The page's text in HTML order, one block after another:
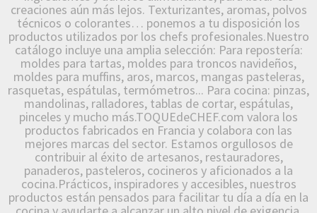
creaciones aún más lejos. Texturizantes, aromas, polvos
técnicos o colorantes… ponemos a tu disposición los
productos utilizados por los chefs profesionales.Nuestro
catálogo incluye una amplia selección: Para repostería:
moldes para tartas, moldes para troncos navideños,
moldes para muffins, aros, marcos, mangas pasteleras,
rasquetas, espátulas, termómetros... Para cocina: pinzas,
mandolinas, ralladores, tablas de cortar, espátulas,
pinceles y mucho más.TOQUEdeCHEF.com valora los
productos fabricados en Francia y colabora con las
mejores marcas del sector. Estamos orgullosos de
contribuir al éxito de artesanos, restauradores,
panaderos, pasteleros, cocineros y aficionados a la
cocina.Prácticos, inspiradores y accesibles, nuestros
productos están pensados para facilitar tu día a día en la